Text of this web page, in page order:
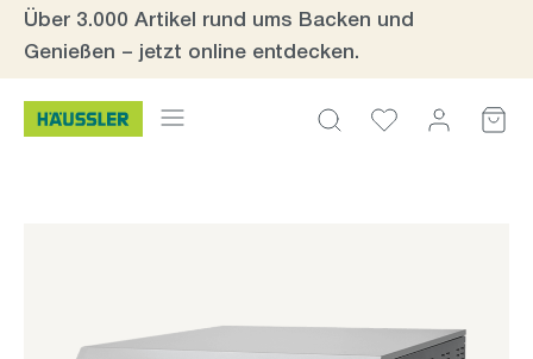
Zum Hauptinhalt springen
Über 3.000 Artikel rund ums Backen und
Genießen – jetzt online entdecken.